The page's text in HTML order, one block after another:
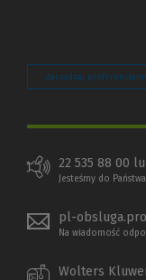
Zarządzaj
22 535 88 00
Jesteśmy do
pl-
Na wiadomość
Wolters